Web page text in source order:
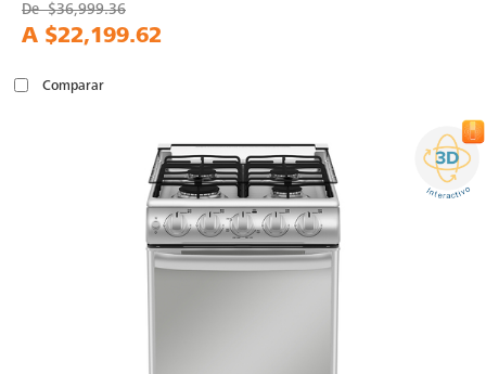
De$36,999.36
A $22,199.62
Comparar